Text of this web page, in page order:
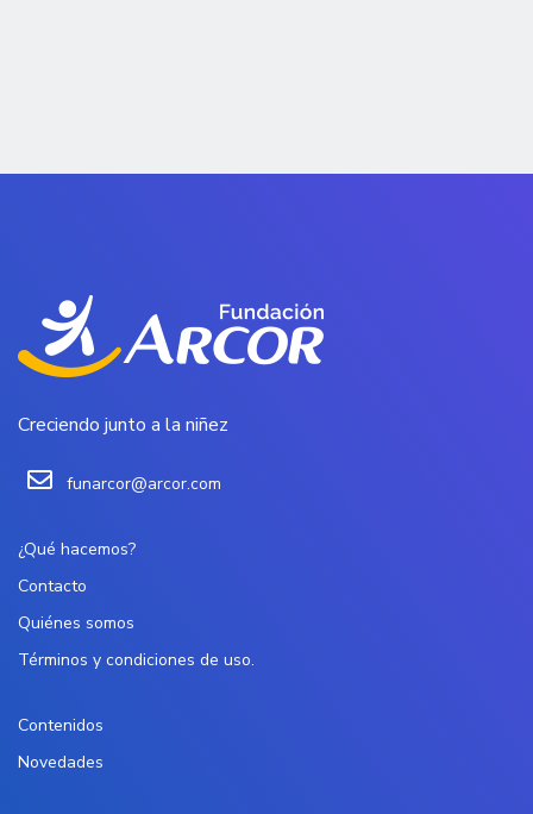
Creciendo junto a la niñez
funarcor@arcor.com
¿Qué hacemos?
Contacto
Quiénes somos
Términos y condiciones de uso.
Contenidos
Novedades